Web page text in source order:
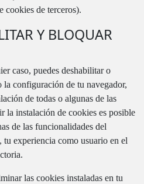
cookies de terceros).
Y BLOQUAR
caso, puedes deshabilitar o
configuración de tu navegador,
de todas o algunas de las
la instalación de cookies es posible
de las funcionalidades del
experiencia como usuario en el
las cookies instaladas en tu